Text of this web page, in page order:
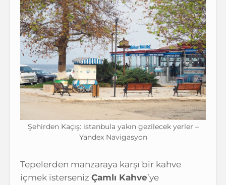
Şehirden Kaçış: istanbula yakın gezilecek yerler –
Yandex Navigasyon
Tepelerden manzaraya karşı bir kahve
içmek isterseniz Çamlı Kahve’ye